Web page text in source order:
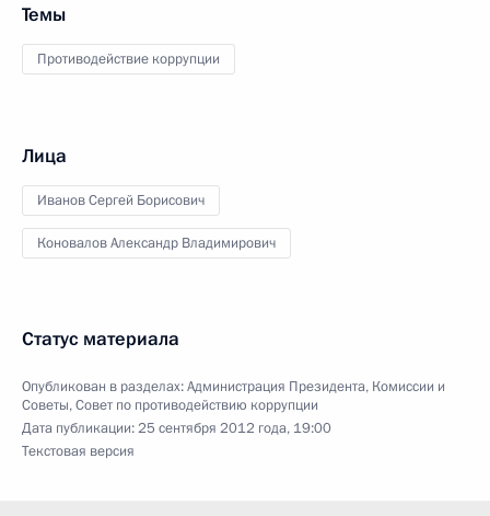
Темы
Противодействие коррупции
Лица
Иванов Сергей Борисович
Коновалов Александр Владимирович
Статус материала
Опубликован в разделах:Администрация Президента, Комиссии и
Советы,Совет по противодействию коррупции
Дата публикации:25 сентября 2012 года, 19:00
Текстовая версия